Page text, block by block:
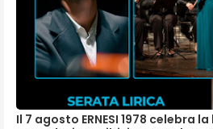
Il 7 agosto ERNESI 1978 celebra